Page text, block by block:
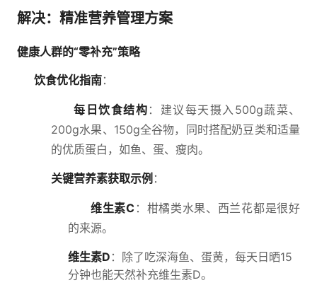
解决：精准营养管理方案
健康人群的“零补充”策略
饮食优化指南：
每日饮食结构 ：建议每天摄入500g蔬菜、
200g水果、150g全谷物，同时搭配奶豆类和适量
的优质蛋白，如鱼、蛋、瘦肉。
关键营养素获取示例 ：
维生素C ：柑橘类水果、西兰花都是很好
的来源。
维生素D ：除了吃深海鱼、蛋黄，每天日晒15
分钟也能天然补充维生素D。